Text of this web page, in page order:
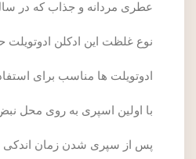
عطری مردانه و جذاب که در سال 1978 میلادی تولید و به بازار عطر و ادکلن
نوع غلظت این ادکلن ادوتویلت حاوی 5 الی 15 درصد اسانس روغنی که ماندگاری 2 الی 3
ادوتویلت ها مناسب برای
با اولین اسپری به روی محل
پس از سپری شدن زمان اندکی